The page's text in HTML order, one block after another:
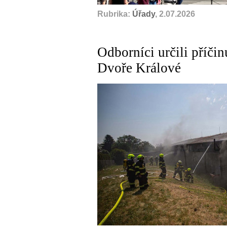
Rubrika: Úřady, 2.07.2026
Odborníci určili
Dvoře Králové